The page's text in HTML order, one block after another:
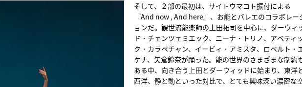
そして、２部の最初は、サイトウマコト振付による
『And now , And here』、お能とバレエのコラボレー
ョンだ。観世流能楽師の上田拓司を中心に、ダーウィ
ド・チェンツェミエック、ニーナ・トリノ、アベティ
ク・カラペチャン、イービィ・アミスタ、ロベルト・
ケナ、矢倉鈴奈が踊った。能の世界のさまざまな制約
ある中、向き合う上田とダーウィッドに始まり、東洋
西洋、静と動といった対比で、とても興味深い濃密な